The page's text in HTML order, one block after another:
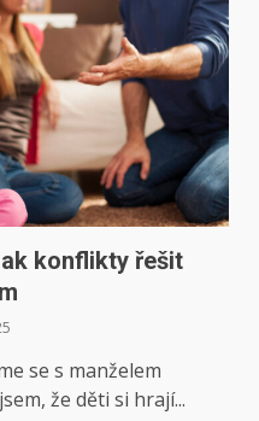
konflikty řešit
se s manželem
že děti si hrají...